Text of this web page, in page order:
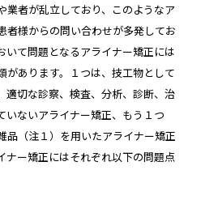
業者が乱立しており、このようなア
者様からの問い合わせが多発してお
いて問題となるアライナー矯正には
があります。１つは、技工物として
適切な診察、検査、分析、診断、治
いないアライナー矯正、もう１つ
品（注１）を用いたアライナー矯正
ナー矯正にはそれぞれ以下の問題点